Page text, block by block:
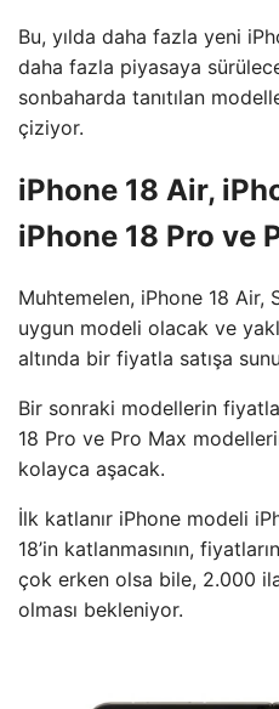
Bu, yılda daha fazla yeni
daha fazla piyasaya
sonbaharda tanıtılan
çiziyor.
iPhone 18 Air,
iPhone 18 Pro ve
Muhtemelen, iPhone 18 Air,
uygun modeli olacak ve
altında bir fiyatla satışa
Bir sonraki modellerin
18 Pro ve Pro Max
kolayca aşacak.
İlk katlanır iPhone modeli
18’in katlanmasının,
çok erken olsa bile, 2.000
olması bekleniyor.